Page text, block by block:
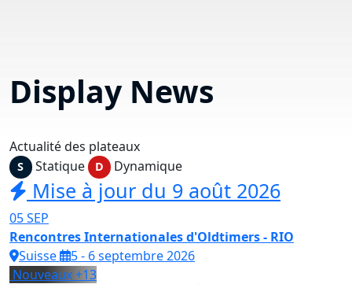
Display News
Actualité des plateaux
S Statique D Dynamique
Mise à jour du 9 août 2026
05SEP
Rencontres Internationales d'Oldtimers - RIO
Suisse
5 - 6 septembre 2026
Nouveaux+13